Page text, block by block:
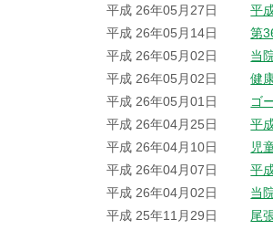
平成 26年05月27日
平
平成 26年05月14日
第
平成 26年05月02日
当
平成 26年05月02日
健
平成 26年05月01日
ゴ
平成 26年04月25日
平
平成 26年04月10日
児
平成 26年04月07日
平
平成 26年04月02日
当
平成 25年11月29日
尾